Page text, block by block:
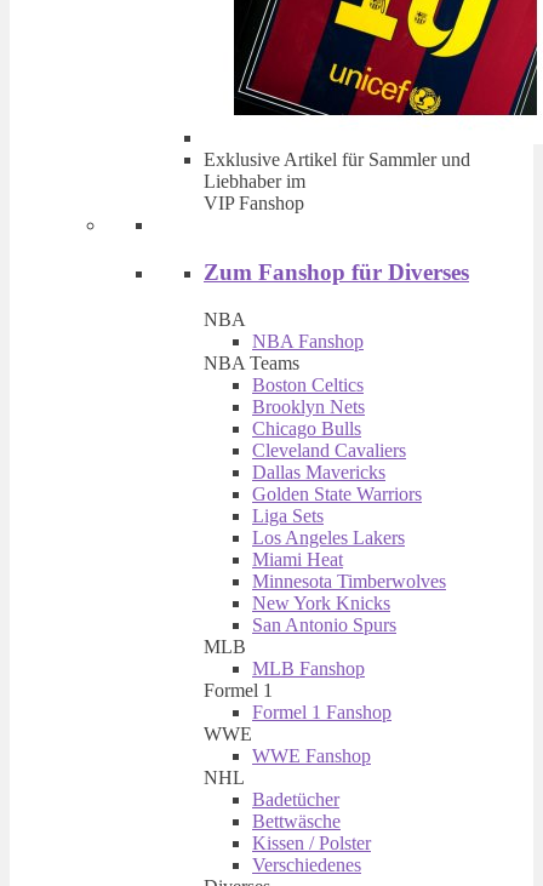
Exklusive Artikel für Sammler und
Liebhaber im
VIP Fanshop
Zum Fanshop für Diverses
NBA
NBA Fanshop
NBA Teams
Boston Celtics
Brooklyn Nets
Chicago Bulls
Cleveland Cavaliers
Dallas Mavericks
Golden State Warriors
Liga Sets
Los Angeles Lakers
Miami Heat
Minnesota Timberwolves
New York Knicks
San Antonio Spurs
MLB
MLB Fanshop
Formel 1
Formel 1 Fanshop
WWE
WWE Fanshop
NHL
Badetücher
Bettwäsche
Kissen / Polster
Verschiedenes